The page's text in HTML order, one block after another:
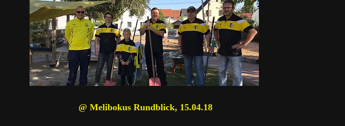
@ Melibokus Rundblick, 15.04.18